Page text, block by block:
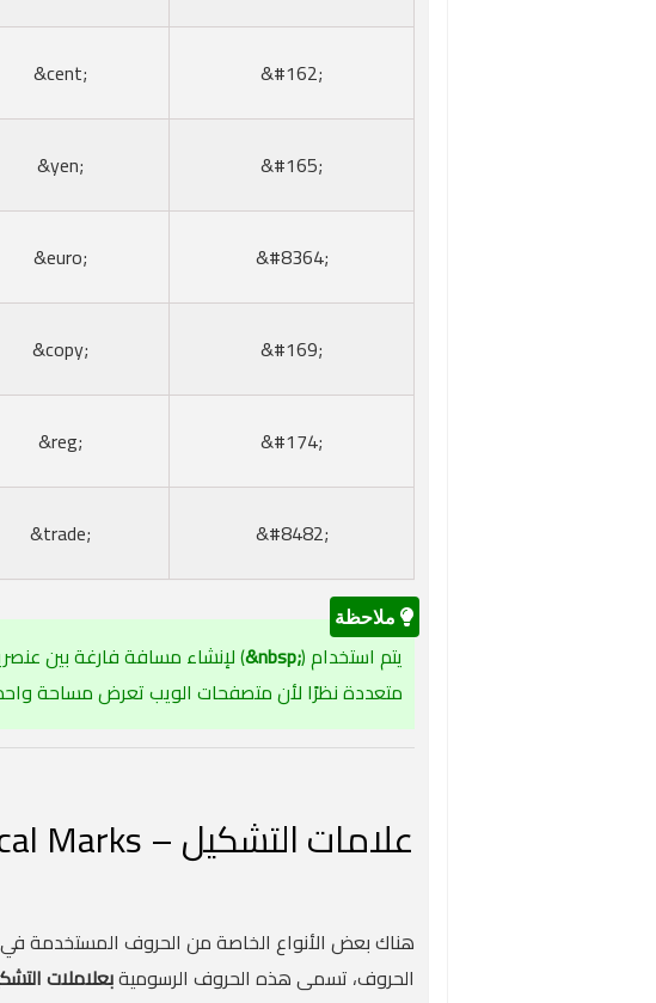
;#162&
;cent&
;#165&
;yen&
;#8364&
;euro&
;#169&
;copy&
;#174&
;reg&
;#8482&
;trade&
يتم استخدام (;nbsp&
) لإنشاء مسافة فارغة بين
متعددة نظرًا لأن متصفحات الويب تعرض مساحة
علامات التشكيل – Diacritical Marks
الحروف، تسمى هذه الحروف الرسوميةبعلاملات